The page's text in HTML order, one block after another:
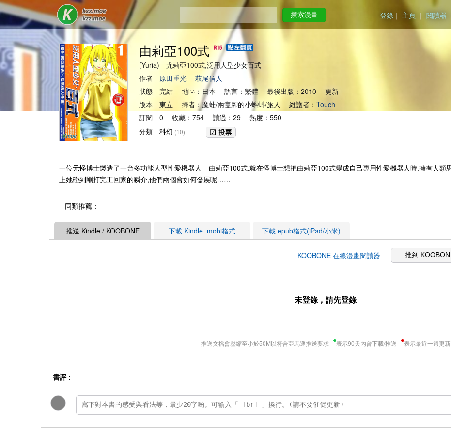
搜索漫畫 登錄 ｜ 主頁 ｜ 閱讀器
由莉亞100式
(Yuria) 尤莉亞100式,泛用人型少女百式
作者： 原田重光
萩尾信人
狀態：完結 地區：日本 語言：繁體 最後出版：2010 更新：
版本：東立 掃者：魔蛙/兩隻腳的小蝌蚪/旅人 維護者： Touch
訂閱：0 收藏：754 讀過：29 熱度：550
分類： 科幻 (10)
一位元怪博士製造了一台多功能人型性愛機器人---由莉亞100式,就在怪博士想把由莉亞100式變成自己專用性愛機器人時,擁有人類
上她碰到剛打完工回家的瞬介,他們兩個會如何發展呢……
同類推薦：
推送 Kindle / KOOBONE 下載 Kindle .mobi格式 下載 epub格式(iPad/小米)
KOOBONE 在線漫畫閱讀器 推到
未登錄，請先登錄
推送文檔會壓縮至小於50M以符合亞馬遜推送要求 表示90天內曾下載/推送 表示最近一週更新
書評 :